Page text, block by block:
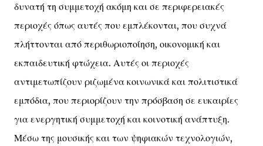
δυνατή τη συμμετοχή ακόμη και σε περιφερειακές
περιοχές όπως αυτές που εμπλέκονται, που συχνά
πλήττονται από περιθωριοποίηση, οικονομική και
εκπαιδευτική φτώχεια. Αυτές οι περιοχές
αντιμετωπίζουν ριζωμένα κοινωνικά και πολιτιστικά
εμπόδια, που περιορίζουν την πρόσβαση σε ευκαιρίες
για ενεργητική συμμετοχή και κοινοτική ανάπτυξη.
Μέσω της μουσικής και των ψηφιακών τεχνολογιών,